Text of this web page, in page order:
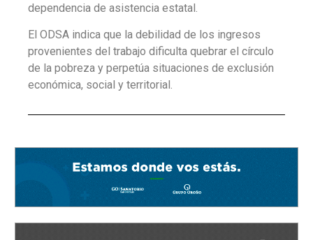
dependencia de asistencia estatal.
El ODSA indica que la debilidad de los ingresos
provenientes del trabajo dificulta quebrar el círculo
de la pobreza y perpetúa situaciones de exclusión
económica, social y territorial.